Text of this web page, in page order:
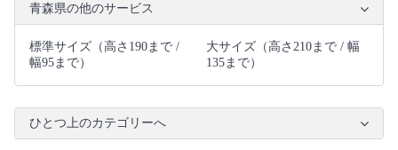
青森県の他のサービス
標準サイズ（高さ190まで /
幅95まで）
大サイズ（高さ210まで / 幅
135まで）
ひとつ上のカテゴリーへ